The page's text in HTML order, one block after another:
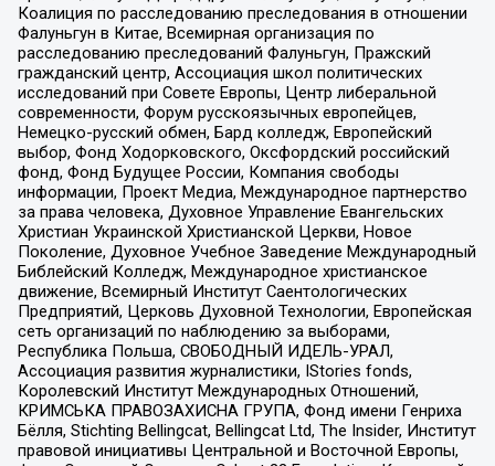
Коалиция по расследованию преследования в отношении
Фалуньгун в Китае, Всемирная организация по
расследованию преследований Фалуньгун, Пражский
гражданский центр, Ассоциация школ политических
исследований при Совете Европы, Центр либеральной
современности, Форум русскоязычных европейцев,
Немецко-русский обмен, Бард колледж, Европейский
выбор, Фонд Ходорковского, Оксфордский российский
фонд, Фонд Будущее России, Компания свободы
информации, Проект Медиа, Международное партнерство
за права человека, Духовное Управление Евангельских
Христиан Украинской Христианской Церкви, Новое
Поколение, Духовное Учебное Заведение Международный
Библейский Колледж, Международное христианское
движение, Всемирный Институт Саентологических
Предприятий, Церковь Духовной Технологии, Европейская
сеть организаций по наблюдению за выборами,
Республика Польша, СВОБОДНЫЙ ИДЕЛЬ-УРАЛ,
Ассоциация развития журналистики, IStories fonds,
Королевский Институт Международных Отношений,
КРИМСЬКА ПРАВОЗАХИСНА ГРУПА, Фонд имени Генриха
Бёлля, Stichting Bellingcat, Bellingcat Ltd, The Insider, Институт
правовой инициативы Центральной и Восточной Европы,